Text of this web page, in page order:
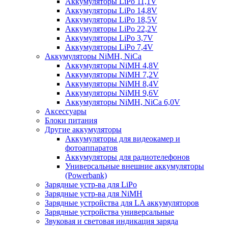
Аккумуляторы LiPo 14,8V
Аккумуляторы LiPo 18,5V
Аккумуляторы LiPo 22,2V
Аккумуляторы LiPo 3,7V
Аккумуляторы LiPo 7,4V
Аккумуляторы NiMH, NiCa
Аккумуляторы NiMH 4,8V
Аккумуляторы NiMH 7,2V
Аккумуляторы NiMH 8,4V
Аккумуляторы NiMH 9,6V
Аккумуляторы NiMH, NiCa 6,0V
Аксессуары
Блоки питания
Другие аккумуляторы
Аккумуляторы для видеокамер и
фотоаппаратов
Аккумуляторы для радиотелефонов
Универсальные внешние аккумуляторы
(Powerbank)
Зарядные устр-ва для LiPo
Зарядные устр-ва для NiMH
Зарядные устройства для LA аккумуляторов
Зарядные устройства универсальные
Звуковая и световая индикация заряда